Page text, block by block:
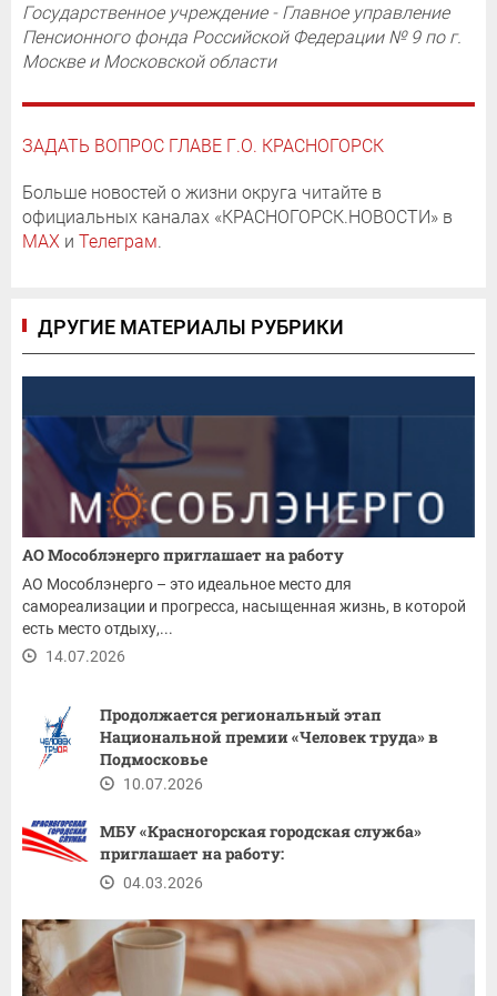
Государственное учреждение - Главное управление
Пенсионного фонда Российской Федерации № 9 по г.
Москве и Московской области
ЗАДАТЬ ВОПРОС ГЛАВЕ Г.О. КРАСНОГОРСК
Больше новостей о жизни округа читайте в
официальных каналах «КРАСНОГОРСК.НОВОСТИ» в
MAX и Телеграм.
ДРУГИЕ МАТЕРИАЛЫ РУБРИКИ
АО Мособлэнерго приглашает на работу
АО Мособлэнерго – это идеальное место для
самореализации и прогресса, насыщенная жизнь, в которой
есть место отдыху,...
14.07.2026
Продолжается региональный этап
Национальной премии «Человек труда» в
Подмосковье
10.07.2026
МБУ «Красногорская городская служба»
приглашает на работу:
04.03.2026